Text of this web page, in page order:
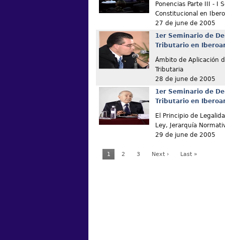
Ponencias Parte III - I
Constitucional en
27 de june de 2005
1er Seminario de
Tributario en
Ámbito de Aplicación
Tributaria
28 de june de 2005
1er Seminario de
Tributario en
El Principio de
Ley, Jerarquía
29 de june de 2005
1 2 3 Next › Last »